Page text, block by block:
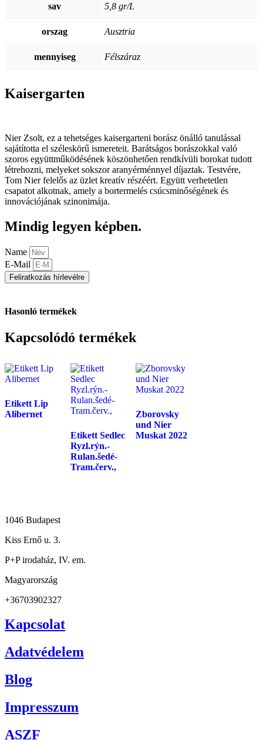
sav 5,8 gr/L
orszag Ausztria
mennyiseg Félszáraz
Kaisergarten
Nier Zsolt, ez a tehetséges kaisergarteni borász önálló tanulással
sajátította el széleskörű ismereteit. Barátságos borászokkal való
szoros együttműködésének köszönhetően rendkívüli borokat tudott
létrehozni, melyeket sokszor aranyérménnyel díjaztak. Testvére,
Tom Nier felelős az üzlet kreatív részéért. Együtt verhetetlen
csapatot alkotnak, amely a bortermelés csúcsminőségének és
innovációjának szinonimája.
Mindig legyen képben.
Name
E-Mail
Feliratkozás hírlevélre
Hasonló termékek
Kapcsolódó termékek
Etikett Lip
Alibernet
Etikett Sedlec
Ryzl.rýn.-
Rulan.šedé-
Tram.červ.,
Zborovsky
und Nier
Muskat 2022
1046 Budapest
Kiss Ernő u. 3.
P+P irodaház, IV. em.
Magyarország
+36703902327
Kapcsolat
Adatvédelem
Blog
Impresszum
ASZF